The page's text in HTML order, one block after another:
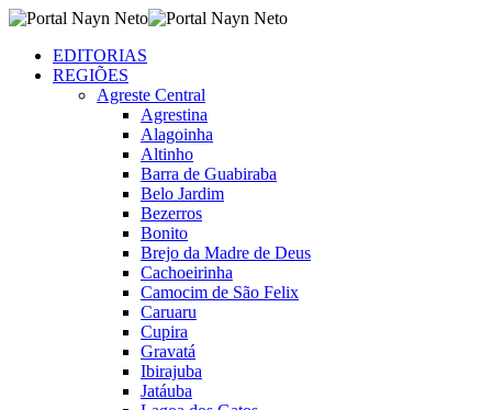
EDITORIAS
REGIÕES
Agreste Central
Agrestina
Alagoinha
Altinho
Barra de Guabiraba
Belo Jardim
Bezerros
Bonito
Brejo da Madre de Deus
Cachoeirinha
Camocim de São Felix
Caruaru
Cupira
Gravatá
Ibirajuba
Jatáuba